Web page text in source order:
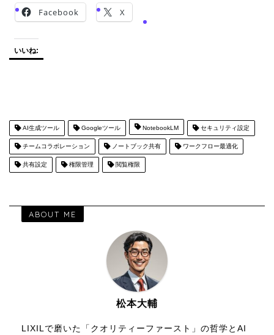
Facebook X
いいね:
AI生成ツール Googleツール NotebookLM セキュリティ設定
チームコラボレーション ノートブック共有 ワークフロー最適化
共有設定 権限管理 閲覧権限
ABOUT ME
松本大輔
LIXILで磨いた「クオリティーファースト」の哲学とAI